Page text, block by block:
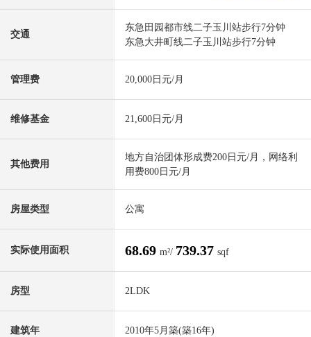
交通
东急田园都市线二子玉川站步行7分钟
东急大井町线二子玉川站步行7分钟
管理费 20,000日元/月
维修基金 21,600日元/月
其他费用
地方自治团体形成费200日元/月，网络利
用费800日元/月
房屋类型 公寓
实际使用面积 68.69 m²/ 739.37 sqf
房型 2LDK
建筑年 2010年5月築(築16年)